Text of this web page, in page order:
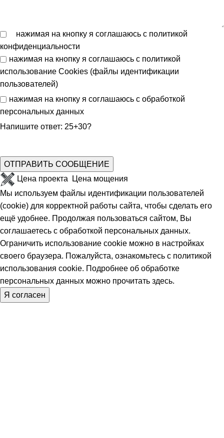
нажимая на кнопку я соглашаюсь с политикой
конфиденциальности
нажимая на кнопку я соглашаюсь с политикой
использование Cookies (файлы идентификации
пользователей)
нажимая на кнопку я соглашаюсь с обработкой
персональных данных
Напишите ответ: 25+30?
Цена проекта
Цена мощения
Мы используем файлы идентификации пользователей
(cookie) для корректной работы сайта, чтобы сделать его
ещё удобнее. Продолжая пользоваться сайтом, Вы
соглашаетесь с обработкой персональных данных.
Ограничить использование cookie можно в настройках
своего браузера. Пожалуйста, ознакомьтесь с политикой
использования cookie. Подробнее об обработке
персональных данных можно прочитать здесь.
Я согласен